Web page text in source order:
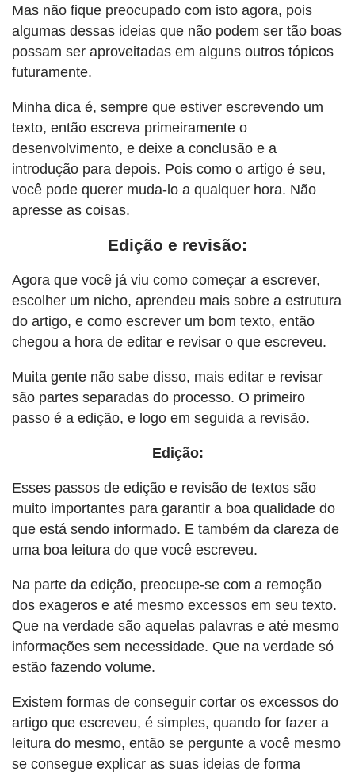
Mas não fique preocupado com isto agora, pois
algumas dessas ideias que não podem ser tão boas
possam ser aproveitadas em alguns outros tópicos
futuramente.
Minha dica é, sempre que estiver escrevendo um
texto, então escreva primeiramente o
desenvolvimento, e deixe a conclusão e a
introdução para depois. Pois como o artigo é seu,
você pode querer muda-lo a qualquer hora. Não
apresse as coisas.
Edição e revisão:
Agora que você já viu como começar a escrever,
escolher um nicho, aprendeu mais sobre a estrutura
do artigo, e como escrever um bom texto, então
chegou a hora de editar e revisar o que escreveu.
Muita gente não sabe disso, mais editar e revisar
são partes separadas do processo. O primeiro
passo é a edição, e logo em seguida a revisão.
Edição:
Esses passos de edição e revisão de textos são
muito importantes para garantir a boa qualidade do
que está sendo informado. E também da clareza de
uma boa leitura do que você escreveu.
Na parte da edição, preocupe-se com a remoção
dos exageros e até mesmo excessos em seu texto.
Que na verdade são aquelas palavras e até mesmo
informações sem necessidade. Que na verdade só
estão fazendo volume.
Existem formas de conseguir cortar os excessos do
artigo que escreveu, é simples, quando for fazer a
leitura do mesmo, então se pergunte a você mesmo
se consegue explicar as suas ideias de forma